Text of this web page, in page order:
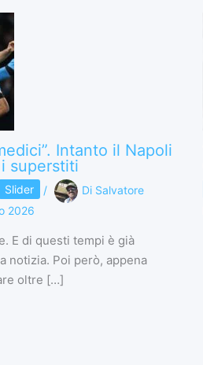
Intanto il Napoli
superstiti
Slider / Di Salvatore
2026
E di questi tempi è già
notizia. Poi però, appena
oltre […]